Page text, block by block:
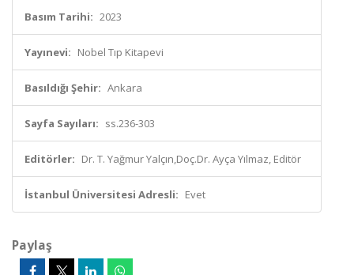
Basım Tarihi: 2023
Yayınevi: Nobel Tıp Kitapevi
Basıldığı Şehir: Ankara
Sayfa Sayıları: ss.236-303
Editörler: Dr. T. Yağmur Yalçın,Doç.Dr. Ayça Yılmaz, Editör
İstanbul Üniversitesi Adresli: Evet
Paylaş